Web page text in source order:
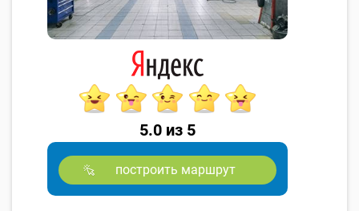
5.0 из 5
построить маршрут